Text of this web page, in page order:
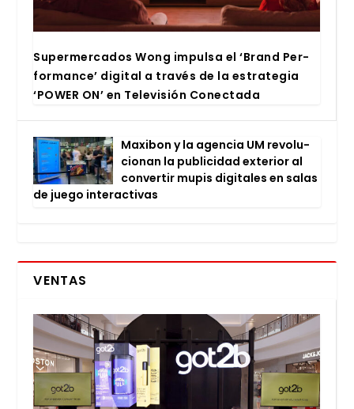
Super­mer­ca­dos Wong impul­sa el ‘Brand Per­
for­man­ce’ digi­tal a tra­vés de la estra­te­gia
‘POWER ON’ en Tele­vi­sión Conec­ta­da
Maxi­bon y la agen­cia UM revo­lu­
cio­nan la publi­ci­dad exte­rior al
con­ver­tir mupis digi­ta­les en salas
de jue­go inter­ac­ti­vas
VENTAS